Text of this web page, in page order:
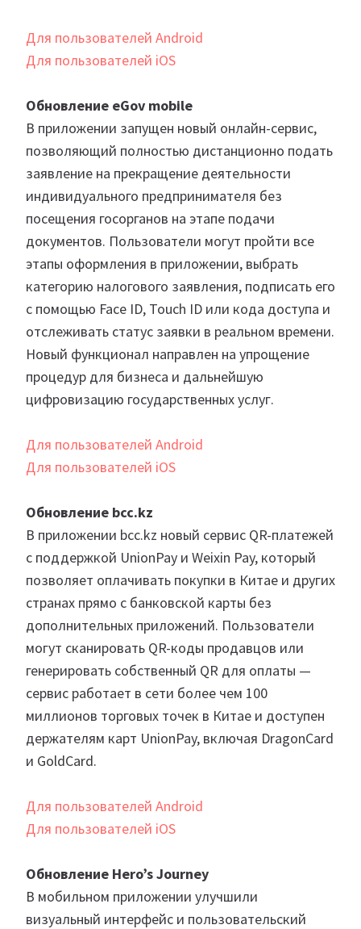
Для пользователей Android
Для пользователей iOS
Обновление eGov mobile
В приложении запущен новый онлайн-сервис,
позволяющий полностью дистанционно подать
заявление на прекращение деятельности
индивидуального предпринимателя без
посещения госорганов на этапе подачи
документов. Пользователи могут пройти все
этапы оформления в приложении, выбрать
категорию налогового заявления, подписать его
с помощью Face ID, Touch ID или кода доступа и
отслеживать статус заявки в реальном времени.
Новый функционал направлен на упрощение
процедур для бизнеса и дальнейшую
цифровизацию государственных услуг.
Для пользователей Android
Для пользователей iOS
Обновление bcc.kz
В приложении bcc.kz новый сервис QR-платежей
с поддержкой UnionPay и Weixin Pay, который
позволяет оплачивать покупки в Китае и других
странах прямо с банковской карты без
дополнительных приложений. Пользователи
могут сканировать QR-коды продавцов или
генерировать собственный QR для оплаты —
сервис работает в сети более чем 100
миллионов торговых точек в Китае и доступен
держателям карт UnionPay, включая DragonCard
и GoldCard.
Для пользователей Android
Для пользователей iOS
Обновление Hero’s Journey
В мобильном приложении улучшили
визуальный интерфейс и пользовательский